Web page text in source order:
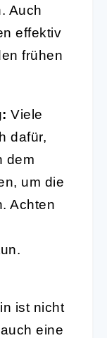
Auch
effektiv
frühen
Viele
dafür,
dem
um die
Achten
ist nicht
eine